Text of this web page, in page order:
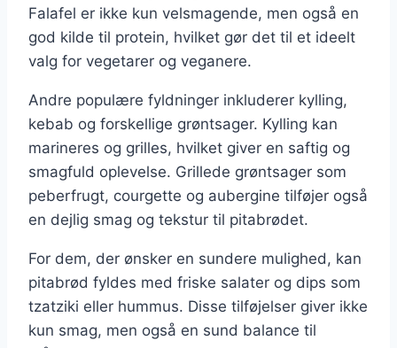
Falafel er ikke kun velsmagende, men også en
god kilde til protein, hvilket gør det til et ideelt
valg for vegetarer og veganere.
Andre populære fyldninger inkluderer kylling,
kebab og forskellige grøntsager. Kylling kan
marineres og grilles, hvilket giver en saftig og
smagfuld oplevelse. Grillede grøntsager som
peberfrugt, courgette og aubergine tilføjer også
en dejlig smag og tekstur til pitabrødet.
For dem, der ønsker en sundere mulighed, kan
pitabrød fyldes med friske salater og dips som
tzatziki eller hummus. Disse tilføjelser giver ikke
kun smag, men også en sund balance til